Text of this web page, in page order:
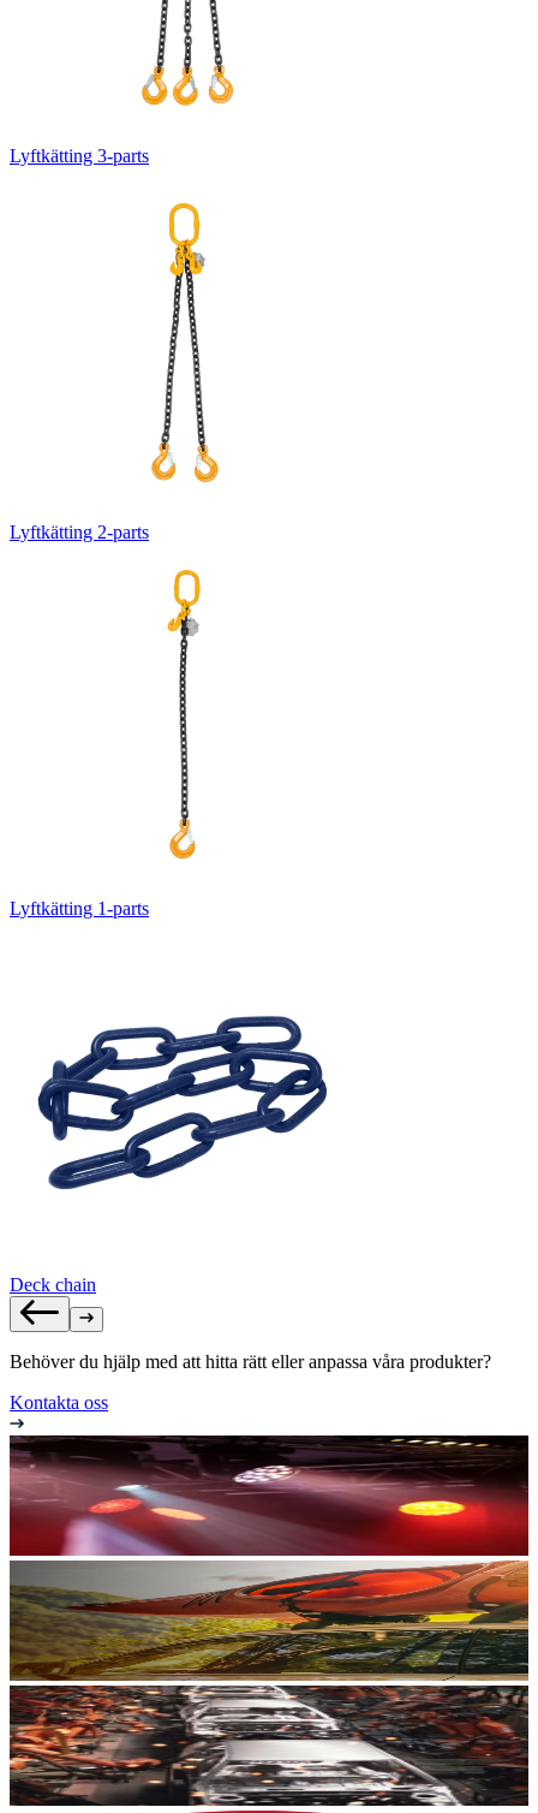
Lyftkätting 3-parts
Lyftkätting 2-parts
Lyftkätting 1-parts
Deck chain
Behöver du hjälp med att hitta rätt eller anpassa våra produkter?
Kontakta oss